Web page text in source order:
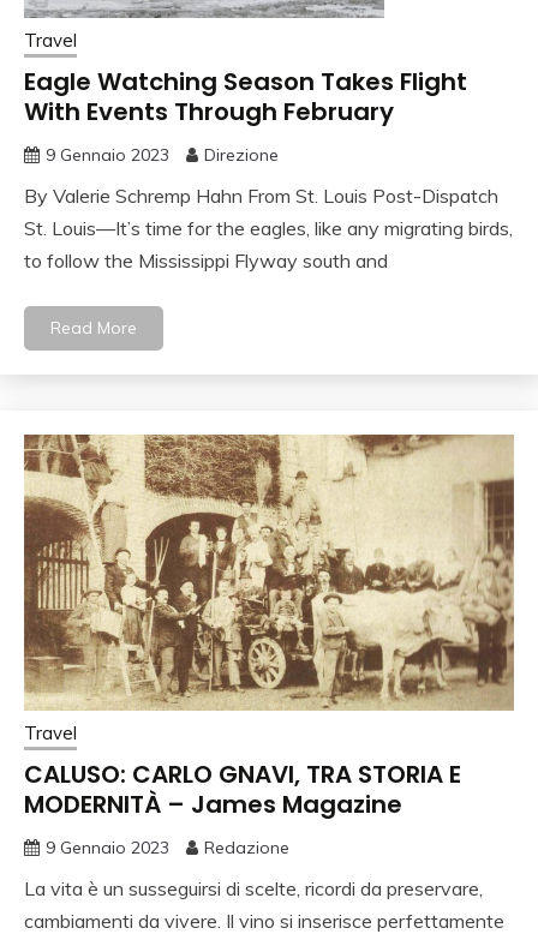
Travel
Eagle Watching Season Takes Flight
With Events Through February
9 Gennaio 2023 Direzione
By Valerie Schremp Hahn From St. Louis Post-Dispatch
St. Louis—It’s time for the eagles, like any migrating birds,
to follow the Mississippi Flyway south and
Read More
Travel
CALUSO: CARLO GNAVI, TRA STORIA E
MODERNITÀ – James Magazine
9 Gennaio 2023 Redazione
La vita è un susseguirsi di scelte, ricordi da preservare,
cambiamenti da vivere. Il vino si inserisce perfettamente